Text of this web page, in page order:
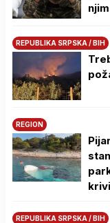
REPUBLIKA SRPSKA / BIH
REGION
REPUBLIKA SRPSKA / BIH